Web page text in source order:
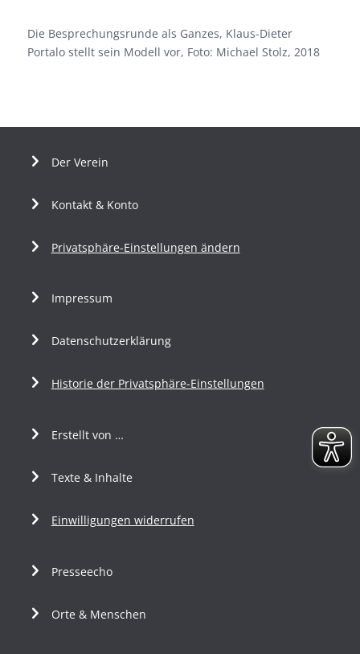
Die Besprechungsrunde als Ganzes, Klaus-Dieter
Portalo stellt sein Modell vor, Foto: Michael Stolz, 2018
Der Verein
Kontakt & Konto
Privatsphäre-Einstellungen ändern
Impressum
Datenschutzerklärung
Historie der Privatsphäre-Einstellungen
Erstellt von …
Texte & Inhalte
Einwilligungen widerrufen
Presseecho
Orte & Menschen